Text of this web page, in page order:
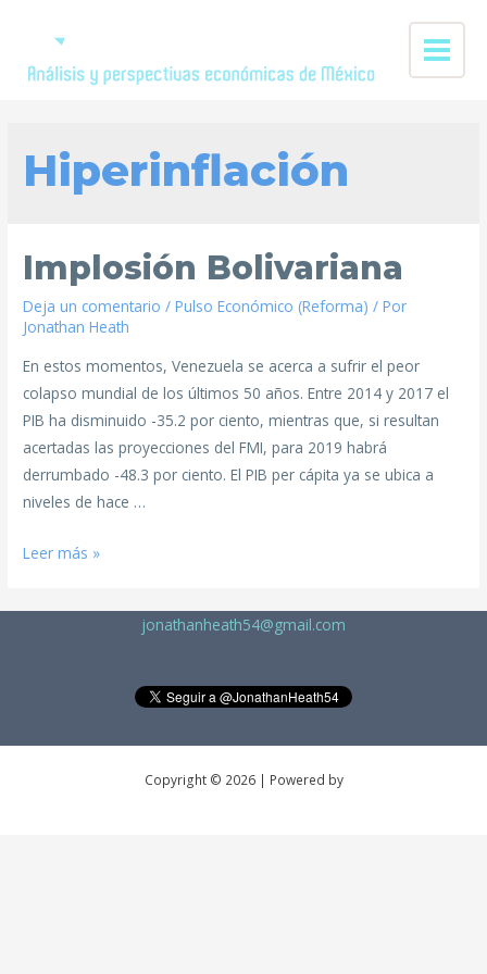
Hiperinflación
Implosión Bolivariana
Deja un comentario /Pulso Económico (Reforma) / Por
Jonathan Heath
En estos momentos, Venezuela se acerca a sufrir el peor
colapso mundial de los últimos 50 años. Entre 2014 y 2017 el
PIB ha disminuido -35.2 por ciento, mientras que, si resultan
acertadas las proyecciones del FMI, para 2019 habrá
derrumbado -48.3 por ciento. El PIB per cápita ya se ubica a
niveles de hace …
Leer más »
jonathanheath54@gmail.com
Copyright © 2026 | Powered by